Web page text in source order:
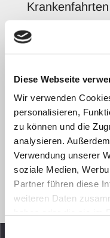
Diese Webseite
Wir verwenden
personalisieren,
zu können und die
analysieren.
Verwendung unserer
soziale Medien,
Partner führen diese
weiteren Daten
Krankenfahrten
Wir bringen Sie
Arzt, in die Klinik
Einrichtung.
regelmäßigen
Rahmen einer
Dialyse können Sie
und fürsorglichen
können wir Sie
Transport in einem
kein Problem.
Ihrer Krankenkasse